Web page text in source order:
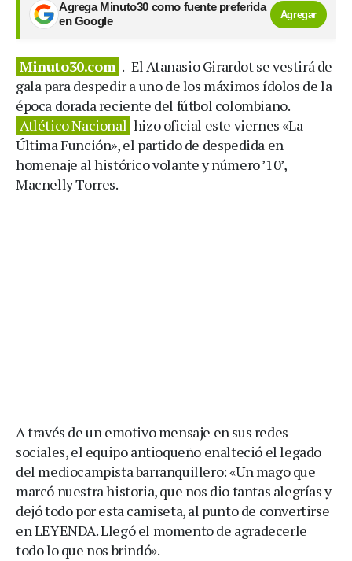
Agrega Minuto30 como fuente preferida
en Google
Agregar
Minuto30.com .- El Atanasio Girardot se vestirá de
gala para despedir a uno de los máximos ídolos de la
época dorada reciente del fútbol colombiano.
Atlético Nacional hizo oficial este viernes «La
Última Función», el partido de despedida en
homenaje al histórico volante y número ’10’,
Macnelly Torres.
A través de un emotivo mensaje en sus redes
sociales, el equipo antioqueño enalteció el legado
del mediocampista barranquillero: «Un mago que
marcó nuestra historia, que nos dio tantas alegrías y
dejó todo por esta camiseta, al punto de convertirse
en LEYENDA. Llegó el momento de agradecerle
todo lo que nos brindó».